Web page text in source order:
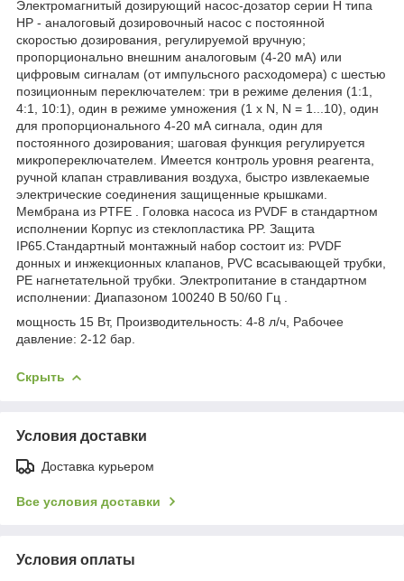
Электромагнитый дозирующий насос-дозатор серии H типа
HP - аналоговый дозировочный насос с постоянной
скоростью дозирования, регулируемой вручную;
пропорционально внешним аналоговым (4-20 мА) или
цифровым сигналам (от импульсного расходомера) с шестью
позиционным переключателем: три в режиме деления (1:1,
4:1, 10:1), один в режиме умножения (1 х N, N = 1...10), один
для пропорционального 4-20 мА сигнала, один для
постоянного дозирования; шаговая функция регулируется
микропереключателем. Имеется контроль уровня реагента,
ручной клапан стравливания воздуха, быстро извлекаемые
электрические соединения защищенные крышками.
Мембрана из PTFE . Головка насоса из PVDF в стандартном
исполнении Корпус из стеклопластика PP. Защита
IP65.Стандартный монтажный набор состоит из: PVDF
донных и инжекционных клапанов, PVC всасывающей трубки,
PE нагнетательной трубки. Электропитание в стандартном
исполнении: Диапазоном 100240 В 50/60 Гц .
мощность 15 Вт, Производительность: 4-8 л/ч, Рабочее
давление: 2-12 бар.
Скрыть
Условия доставки
Доставка курьером
Все условия доставки
Условия оплаты